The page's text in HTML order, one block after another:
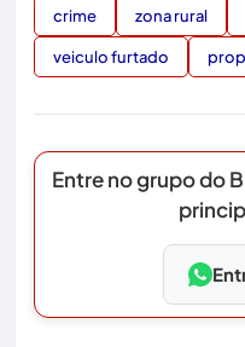
crime zona rural
veiculo furtado
Entre no grupo do